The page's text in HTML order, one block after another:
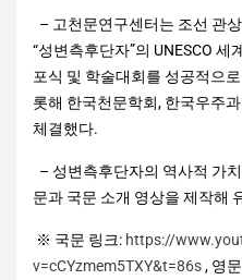
– 고천문연구센터는 조선 관
“성변측후단자”의 UNESCO
포식 및 학술대회를 성공적으
롯해 한국천문학회, 한국우주
체결했다.
– 성변측후단자의 역사적 가
문과 국문 소개 영상을 제작해
※ 국문 링크: https://
v=cCYzmem5TXY&t=86s, 영